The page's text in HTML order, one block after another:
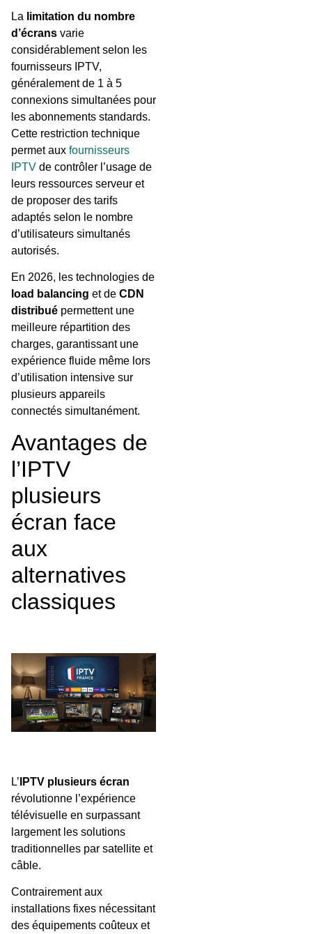
La limitation du nombre
d’écrans varie
considérablement selon les
fournisseurs IPTV,
généralement de 1 à 5
connexions simultanées pour
les abonnements standards.
Cette restriction technique
permet aux fournisseurs
IPTV de contrôler l’usage de
leurs ressources serveur et
de proposer des tarifs
adaptés selon le nombre
d’utilisateurs simultanés
autorisés.
En 2026, les technologies de
load balancing et de CDN
distribué permettent une
meilleure répartition des
charges, garantissant une
expérience fluide même lors
d’utilisation intensive sur
plusieurs appareils
connectés simultanément.
Avantages de
l’IPTV
plusieurs
écran face
aux
alternatives
classiques
L’ IPTV plusieurs écran
révolutionne l’expérience
télévisuelle en surpassant
largement les solutions
traditionnelles par satellite et
câble.
Contrairement aux
installations fixes nécessitant
des équipements coûteux et